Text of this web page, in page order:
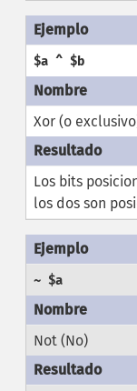
$a ^ $b
Xor (o
Los bits
los dos son
~ $a
Not (No)